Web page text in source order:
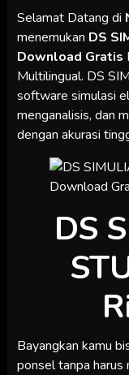
Selamat Datang di
menemukan DS
Download Gratis
Multilingual. DS
software simulasi
menganalisis, dan
dengan akurasi
DS
Bayangkan kamu
ponsel tanpa harus